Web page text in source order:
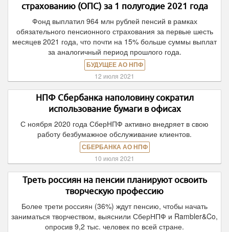
страхованию (ОПС) за 1 полугодие 2021 года
Фонд выплатил 964 млн рублей пенсий в рамках
обязательного пенсионного страхования за первые шесть
месяцев 2021 года, что почти на 15% больше суммы выплат
за аналогичный период прошлого года.
БУДУЩЕЕ АО НПФ
12 июля 2021
НПФ Сбербанка наполовину сократил
использование бумаги в офисах
С ноября 2020 года СберНПФ активно внедряет в свою
работу безбумажное обслуживание клиентов.
СБЕРБАНКА АО НПФ
10 июля 2021
Треть россиян на пенсии планируют освоить
творческую профессию
Более трети россиян (36%) ждут пенсию, чтобы начать
заниматься творчеством, выяснили СберНПФ и Rambler&Co,
опросив 9,2 тыс. человек по всей стране.